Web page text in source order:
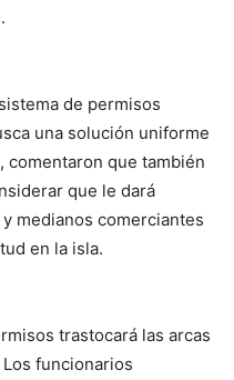
de permisos
una solución uniforme
comentaron que también
que le dará
medianos comerciantes
en la isla.
trastocará las arcas
funcionarios